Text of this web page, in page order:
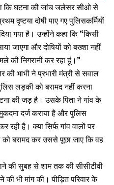
कि घटना की जांच जलेसर सीओ से
दृष्टया दोषी पाए गए पुलिसकर्मियों
गया है। उन्होंने कहा कि “किसी
जाएगा और दोषियों को बख्शा नहीं
की निगरानी कर रहा हूं।”
की भाभी ने प्रभारी मंत्री से सवाल
लड़की को बरामद नहीं करना
की जड़ है। उसके पिता ने गांव के
दर्ज कराया है और पुलिस
रही है। क्या सिर्फ गांव वालों पर
को बरामद कर उससे पूछा जाए कि वह
की सुबह से शाम तक की सीसीटीवी
भी मांग की। पीड़ित परिवार के